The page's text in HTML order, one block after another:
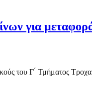
για
του Γ ́ Τμήματος